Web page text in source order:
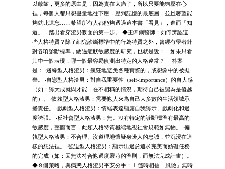
以啟齒，更多的原由是，因為實在太痛了，所以只要能夠壓在心
裡，每個人都只想盡量地往下壓，壓到記憶的最底層，並且奢望能
夠就此遺忘……希望所有人都能夠透過這本書「看見」，進而「知
道」，踏出看穿渣男假面的第一步。 ◆王俸鋼醫師：如何辨認這
些人格特質？除了細究診斷標準中的行為特質之外，曾經有學者針
對各項診斷標準，做過症狀敏感度的研究，也就是說：「如果只看
其中一個表現，哪一個最容易偵測出特定的人格違常？」 答案
是： ‧邊緣型人格渣男：瘋狂地避免各種實際的，或想像中的被拋
棄。 ‧自戀型人格渣男：對自我重要性（self-importance）的自大感
（如：誇大成就與才能，在不相稱的情況，期待自己被認為是優越
的）。 ‧依賴型人格渣男：需要他人來為自己大多數的生活領域承
擔責任。 ‧戲劇型人格渣男：情緒表達顯露自我誇示、戲劇化和過
度誇張。 ‧反社會型人格渣男：無。沒有特定的診斷標準有最高的
敏感度，整體而言，此類人格特質極端地視社會規範如無物。 ‧偏
執型人格渣男：不合理、沒道理地懷疑身邊人的忠誠，並沉浸在這
樣的想法裡。 ‧強迫型人格渣男：顯示出過於追求完美而妨礙任務
的完成（如：因無法符合他過度嚴苛的準則，而無法完成計畫）。
◆８個策略，與病態人格渣男平安分手： 1.隨時相信「風險」無時